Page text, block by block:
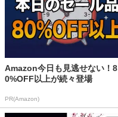
Amazon今日も見逃せない！8
0%OFF以上が続々登場
PR(Amazon)